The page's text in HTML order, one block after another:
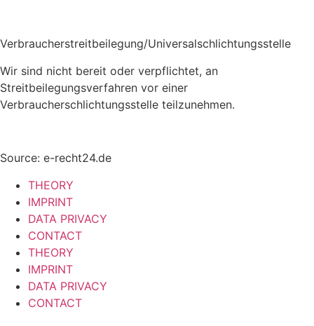
Verbraucherstreitbeilegung/Universalschlichtungsstelle
Wir sind nicht bereit oder verpflichtet, an
Streitbeilegungsverfahren vor einer
Verbraucherschlichtungsstelle teilzunehmen.
Source: e-recht24.de
THEORY
IMPRINT
DATA PRIVACY
CONTACT
THEORY
IMPRINT
DATA PRIVACY
CONTACT